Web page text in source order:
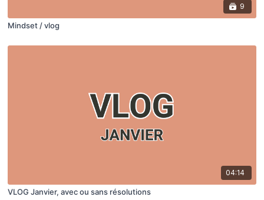
9
Mindset / vlog
04:14
VLOG Janvier, avec ou sans résolutions